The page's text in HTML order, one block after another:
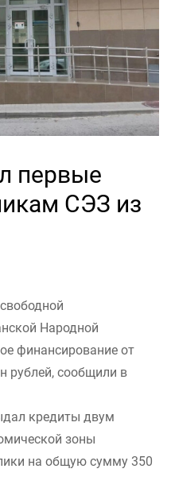
первые
СЭЗ из
Народной
финансирование от
рублей, сообщили в
кредиты двум
зоны
на общую сумму 350